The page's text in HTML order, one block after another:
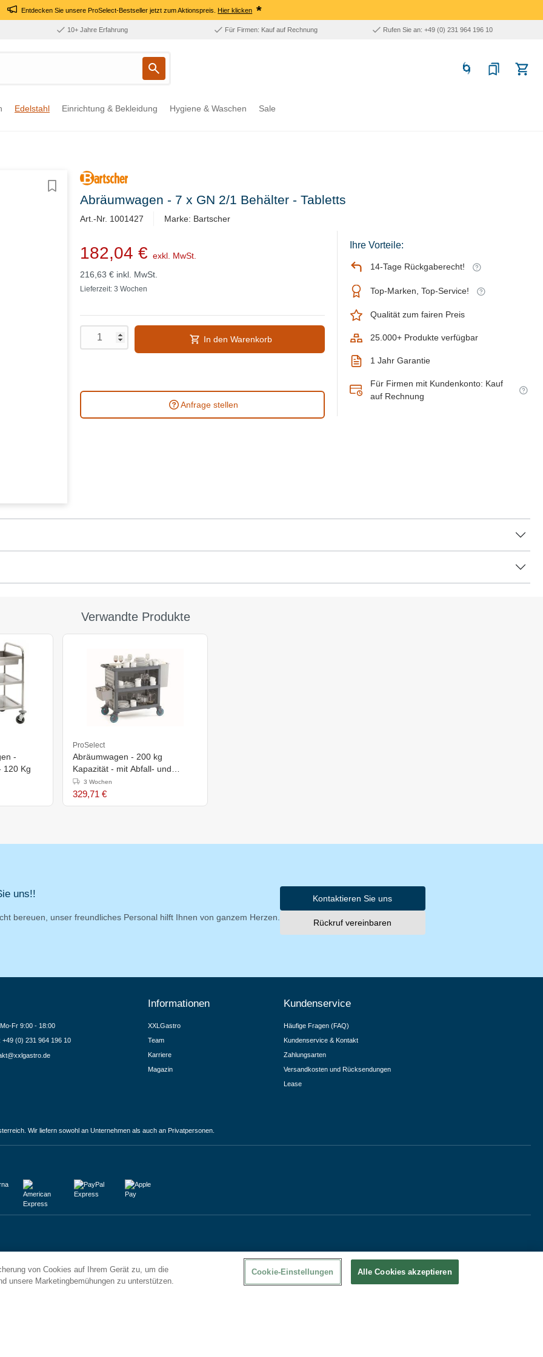
Entdecken Sie unsere ProSelect-Bestseller jetzt zum Aktionspreis.Hier klicken *
10+ Jahre Erfahrung Für Firmen: Kauf auf Rechnung Rufen Sie an: +49 (0) 231 964 196 10
Edelstahl Einrichtung & Bekleidung Hygiene & Waschen Sale
Abräumwagen - 7 x GN 2/1 Behälter - Tabletts
Art.-Nr. 1001427 Marke: Bartscher
182,04 € exkl. MwSt.
216,63 € inkl. MwSt.
Lieferzeit: 3 Wochen
In den Warenkorb
Anfrage stellen
Ihre Vorteile:
14-Tage Rückgaberecht!
Top-Marken, Top-Service!
Qualität zum fairen Preis
25.000+ Produkte verfügbar
1 Jahr Garantie
Für Firmen mit Kundenkonto: Kauf
auf Rechnung
Verwandte Produkte
-
120 Kg
ProSelect
Abräumwagen - 200 kg
Kapazität - mit Abfall- und
Besteckfach
3 Wochen
329,71 €
uns!!
bereuen, unser freundliches Personal hilft Ihnen von ganzem Herzen.
Kontaktieren Sie uns
Rückruf vereinbaren
Fr 9:00 - 18:00
+49 (0) 231 964 196 10
Informationen
XXLGastro
Team
Karriere
Magazin
Kundenservice
Häufige Fragen (FAQ)
Kundenservice & Kontakt
Zahlungsarten
Versandkosten und Rücksendungen
Lease
Wir liefern sowohl an Unternehmen als auch an Privatpersonen.
von Cookies auf Ihrem Gerät zu, um die
unsere Marketingbemühungen zu unterstützen.
Cookie-Einstellungen Alle Cookies akzeptieren